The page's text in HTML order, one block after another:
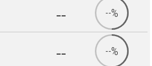
-- --%
-- --%